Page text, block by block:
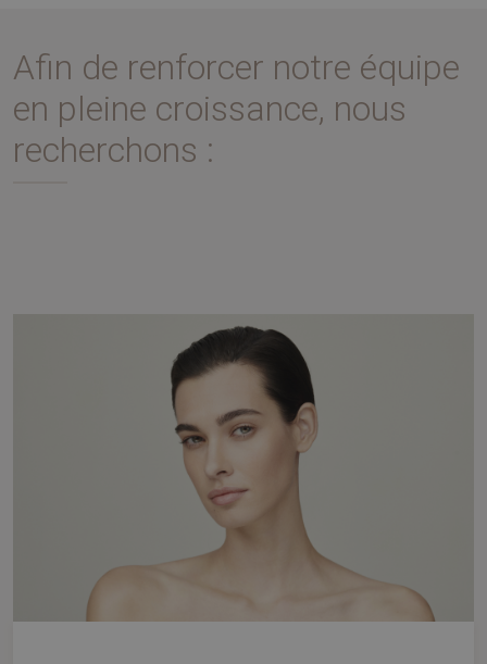
Afin de renforcer notre équipe
en pleine croissance, nous
recherchons :